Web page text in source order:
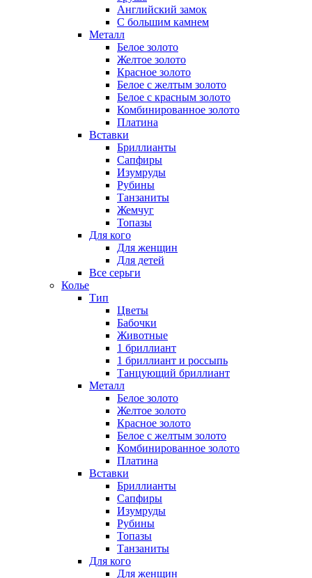
Английский замок
С большим камнем
Металл
Белое золото
Желтое золото
Красное золото
Белое с желтым золото
Белое с красным золото
Комбинированное золото
Платина
Вставки
Бриллианты
Сапфиры
Изумруды
Рубины
Танзаниты
Жемчуг
Топазы
Для кого
Для женщин
Для детей
Все серьги
Колье
Тип
Цветы
Бабочки
Животные
1 бриллиант
1 бриллиант и россыпь
Танцующий бриллиант
Металл
Белое золото
Желтое золото
Красное золото
Белое с желтым золото
Комбинированное золото
Платина
Вставки
Бриллианты
Сапфиры
Изумруды
Рубины
Топазы
Танзаниты
Для кого
Для женщин